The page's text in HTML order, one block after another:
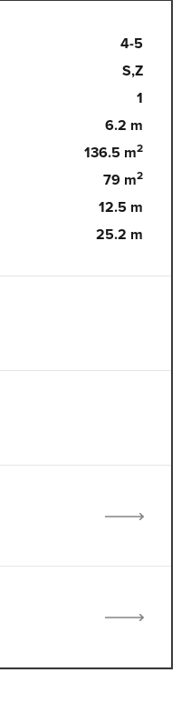
4-5
S,Z
1
6.2 m
136.5 m2
79 m2
12.5 m
25.2 m